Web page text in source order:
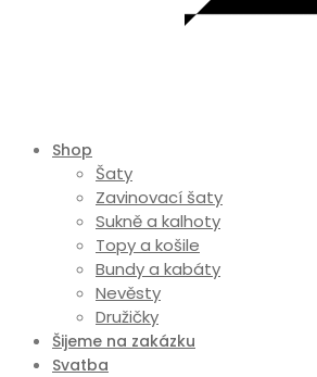
Shop
Šaty
Zavinovací šaty
Sukně a kalhoty
Topy a košile
Bundy a kabáty
Nevěsty
Družičky
Šijeme na zakázku
Svatba